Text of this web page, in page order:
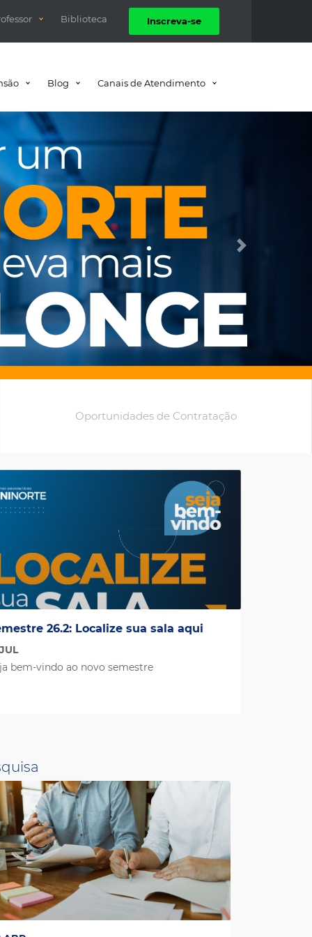
Biblioteca Inscreva-se
Blog Canais de Atendimento
Próximo
Oportunidades de Contratação
26.2: Localize sua sala aqui
bem-vindo ao novo semestre